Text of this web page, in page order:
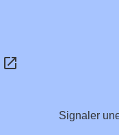
open_in_new
Signaler